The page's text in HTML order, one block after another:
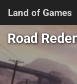
Land of Games
Road